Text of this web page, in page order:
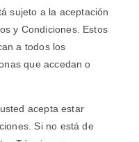
sujeto a la aceptación
y Condiciones. Estos
a todos los
que accedan o
acepta estar
Si no está de